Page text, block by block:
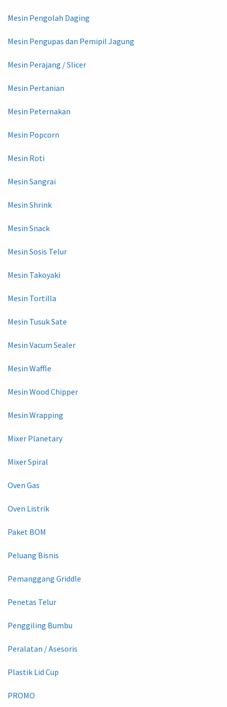
Mesin Pengolah Daging
Mesin Pengupas dan Pemipil Jagung
Mesin Perajang / Slicer
Mesin Pertanian
Mesin Peternakan
Mesin Popcorn
Mesin Roti
Mesin Sangrai
Mesin Shrink
Mesin Snack
Mesin Sosis Telur
Mesin Takoyaki
Mesin Tortilla
Mesin Tusuk Sate
Mesin Vacum Sealer
Mesin Waffle
Mesin Wood Chipper
Mesin Wrapping
Mixer Planetary
Mixer Spiral
Oven Gas
Oven Listrik
Paket BOM
Peluang Bisnis
Pemanggang Griddle
Penetas Telur
Penggiling Bumbu
Peralatan / Asesoris
Plastik Lid Cup
PROMO